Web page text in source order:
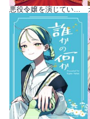
悪役令嬢を演じていますが推しが嫌ってくれません【単行本版】 1巻